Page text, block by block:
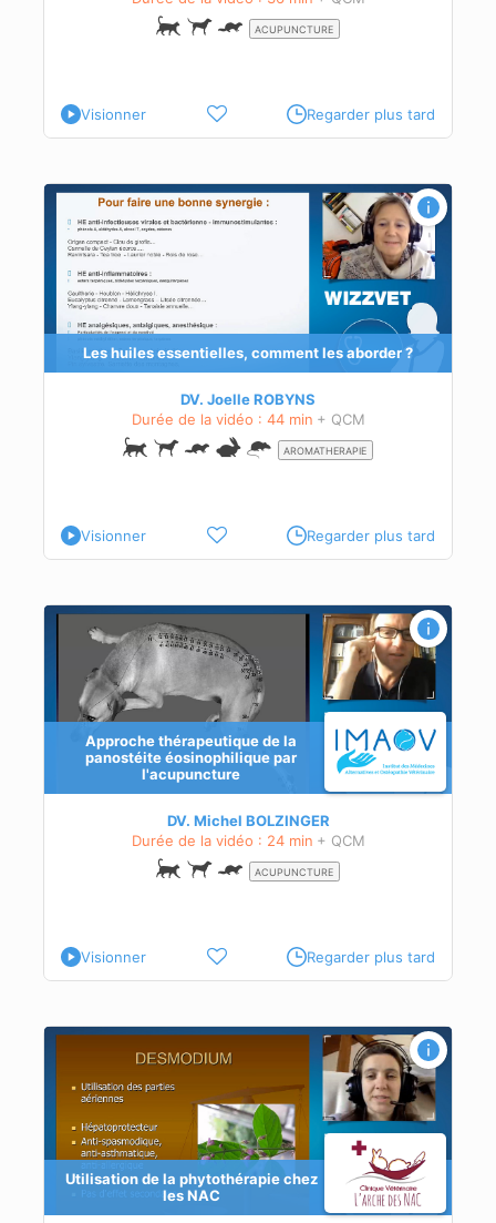
ACUPUNCTURE
Visionner Regarder plus tard
Les huiles essentielles, comment les aborder ?
DV. Joelle ROBYNS
Durée de la vidéo : 44 min + QCM
AROMATHERAPIE
Visionner Regarder plus tard
Approche thérapeutique de la
panostéite éosinophilique par
l'acupuncture
DV. Michel BOLZINGER
Durée de la vidéo : 24 min + QCM
ACUPUNCTURE
Visionner Regarder plus tard
Utilisation de la phytothérapie chez
les NAC